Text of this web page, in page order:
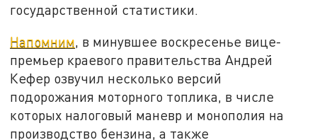
государственной статистики.
Напомним, в минувшее воскресенье вице-
премьер краевого правительства Андрей
Кефер озвучил несколько версий
подорожания моторного топлика, в числе
которых налоговый маневр и монополия на
производство бензина, а также